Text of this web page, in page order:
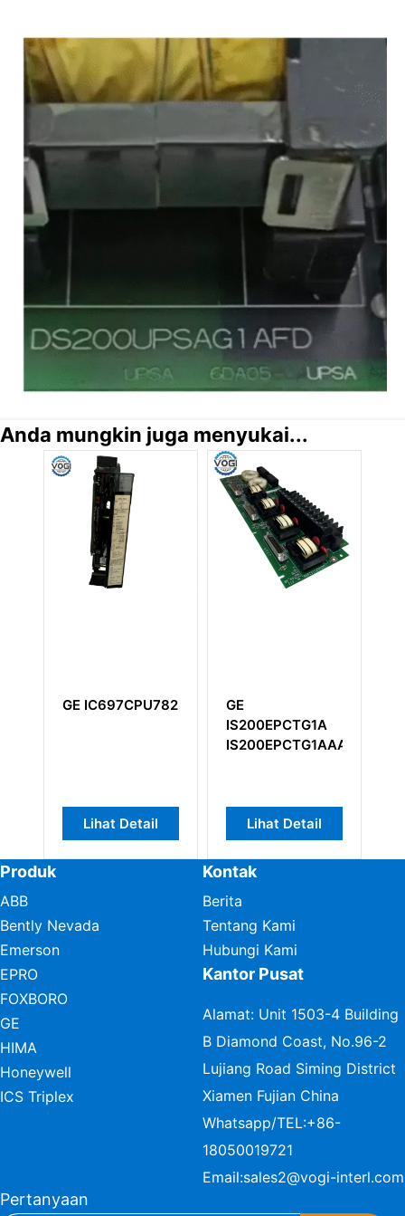
Anda mungkin juga menyukai...
GE IC697CPU782
Lihat Detail
GE
IS200EPCTG1A
IS200EPCTG1AAA
Lihat Detail
Produk
ABB
Bently Nevada
Emerson
EPRO
FOXBORO
GE
HIMA
Honeywell
ICS Triplex
Kontak
Berita
Tentang Kami
Hubungi Kami
Kantor Pusat
Alamat: Unit 1503-4 Building
B Diamond Coast, No.96-2
Lujiang Road Siming District
Xiamen Fujian China
Whatsapp/TEL:+86-
18050019721
Email:sales2@vogi-interl.com
Pertanyaan